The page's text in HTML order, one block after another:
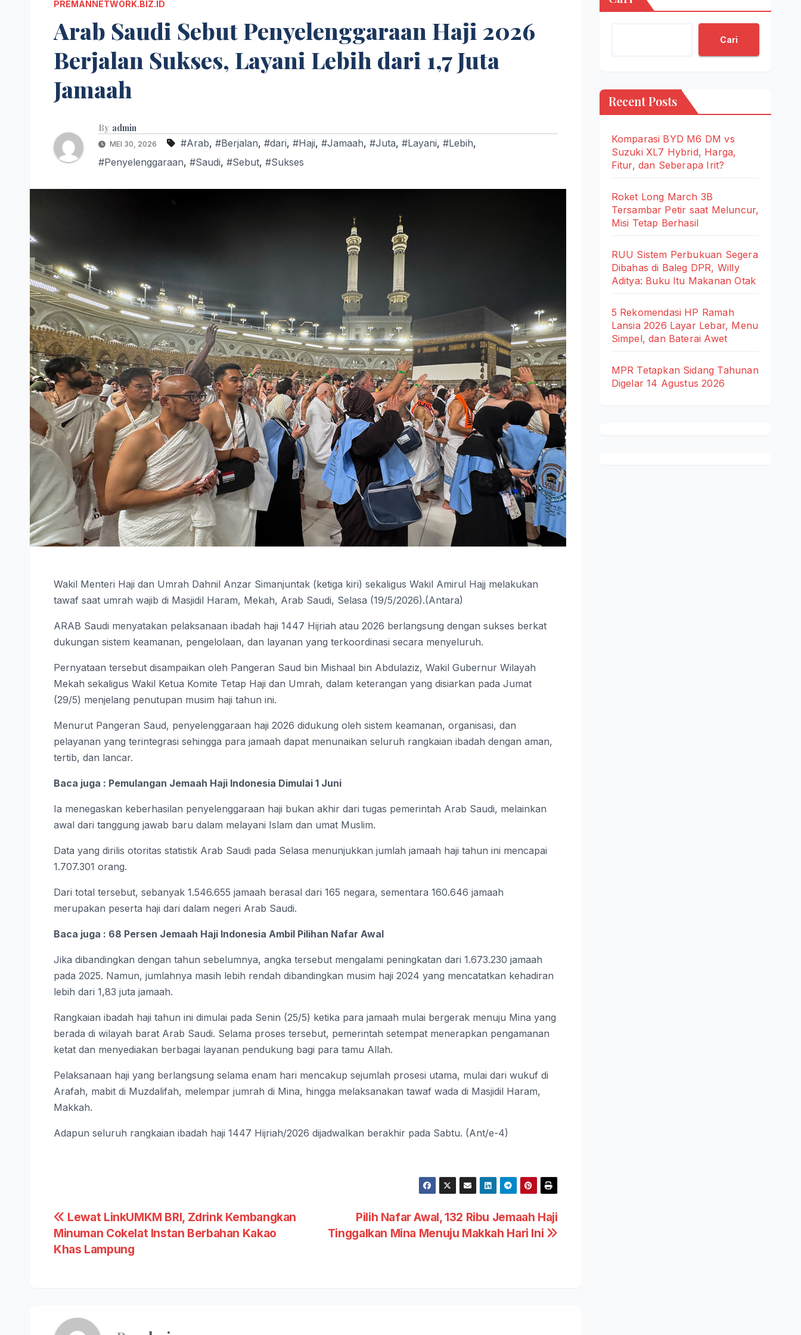
PREMANNETWORK.BIZ.ID
Arab Saudi Sebut Penyelenggaraan Haji 2026
Berjalan Sukses, Layani Lebih dari 1,7 Juta
Jamaah
By admin
MEI 30, 2026 #Arab, #Berjalan, #dari, #Haji, #Jamaah, #Juta, #Layani, #Lebih,
#Penyelenggaraan, #Saudi, #Sebut, #Sukses
Wakil Menteri Haji dan Umrah Dahnil Anzar Simanjuntak (ketiga kiri) sekaligus Wakil Amirul Hajj melakukan
tawaf saat umrah wajib di Masjidil Haram, Mekah, Arab Saudi, Selasa (19/5/2026).(Antara)
ARAB Saudi menyatakan pelaksanaan ibadah haji 1447 Hijriah atau 2026 berlangsung dengan sukses berkat
dukungan sistem keamanan, pengelolaan, dan layanan yang terkoordinasi secara menyeluruh.
Pernyataan tersebut disampaikan oleh Pangeran Saud bin Mishaal bin Abdulaziz, Wakil Gubernur Wilayah
Mekah sekaligus Wakil Ketua Komite Tetap Haji dan Umrah, dalam keterangan yang disiarkan pada Jumat
(29/5) menjelang penutupan musim haji tahun ini.
Menurut Pangeran Saud, penyelenggaraan haji 2026 didukung oleh sistem keamanan, organisasi, dan
pelayanan yang terintegrasi sehingga para jamaah dapat menunaikan seluruh rangkaian ibadah dengan aman,
tertib, dan lancar.
Baca juga : Pemulangan Jemaah Haji Indonesia Dimulai 1 Juni
Ia menegaskan keberhasilan penyelenggaraan haji bukan akhir dari tugas pemerintah Arab Saudi, melainkan
awal dari tanggung jawab baru dalam melayani Islam dan umat Muslim.
Data yang dirilis otoritas statistik Arab Saudi pada Selasa menunjukkan jumlah jamaah haji tahun ini mencapai
1.707.301 orang.
Dari total tersebut, sebanyak 1.546.655 jamaah berasal dari 165 negara, sementara 160.646 jamaah
merupakan peserta haji dari dalam negeri Arab Saudi.
Baca juga : 68 Persen Jemaah Haji Indonesia Ambil Pilihan Nafar Awal
Jika dibandingkan dengan tahun sebelumnya, angka tersebut mengalami peningkatan dari 1.673.230 jamaah
pada 2025. Namun, jumlahnya masih lebih rendah dibandingkan musim haji 2024 yang mencatatkan kehadiran
lebih dari 1,83 juta jamaah.
Rangkaian ibadah haji tahun ini dimulai pada Senin (25/5) ketika para jamaah mulai bergerak menuju Mina yang
berada di wilayah barat Arab Saudi. Selama proses tersebut, pemerintah setempat menerapkan pengamanan
ketat dan menyediakan berbagai layanan pendukung bagi para tamu Allah.
Pelaksanaan haji yang berlangsung selama enam hari mencakup sejumlah prosesi utama, mulai dari wukuf di
Arafah, mabit di Muzdalifah, melempar jumrah di Mina, hingga melaksanakan tawaf wada di Masjidil Haram,
Makkah.
Adapun seluruh rangkaian ibadah haji 1447 Hijriah/2026 dijadwalkan berakhir pada Sabtu. (Ant/e-4)
Navigasi
pos
Pilih Nafar Awal, 132 Ribu Jemaah Haji
Tinggalkan Mina Menuju Makkah Hari Ini
Lewat LinkUMKM BRI, Zdrink Kembangkan
Minuman Cokelat Instan Berbahan Kakao
Khas Lampung
Cari
Recent Posts
Komparasi BYD M6 DM vs
Suzuki XL7 Hybrid, Harga,
Fitur, dan Seberapa Irit?
Roket Long March 3B
Tersambar Petir saat Meluncur,
Misi Tetap Berhasil
RUU Sistem Perbukuan Segera
Dibahas di Baleg DPR, Willy
Aditya: Buku Itu Makanan Otak
5 Rekomendasi HP Ramah
Lansia 2026 Layar Lebar, Menu
Simpel, dan Baterai Awet
MPR Tetapkan Sidang Tahunan
Digelar 14 Agustus 2026